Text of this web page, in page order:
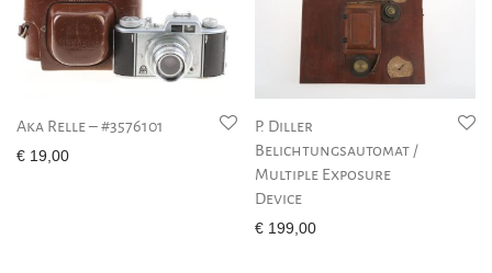
Aka Relle – #3576101
€ 19,00
P. Diller
Belichtungsautomat /
Multiple Exposure
Device
€ 199,00